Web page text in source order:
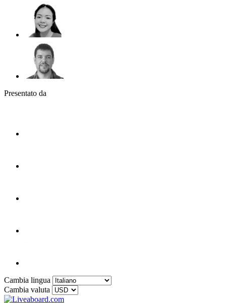
Presentato da
Cambia lingua
Cambia valuta